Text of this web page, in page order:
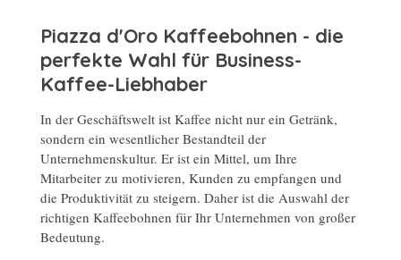
Piazza d'Oro Kaffeebohnen - die
perfekte Wahl für Business-
Kaffee-Liebhaber
In der Geschäftswelt ist Kaffee nicht nur ein Getränk,
sondern ein wesentlicher Bestandteil der
Unternehmenskultur. Er ist ein Mittel, um Ihre
Mitarbeiter zu motivieren, Kunden zu empfangen und
die Produktivität zu steigern. Daher ist die Auswahl der
richtigen Kaffeebohnen für Ihr Unternehmen von großer
Bedeutung.